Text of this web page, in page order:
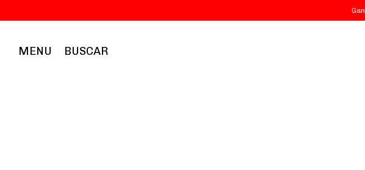
Ganhe 10%
MENU BUSCAR